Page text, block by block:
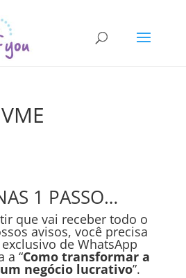
1 PASSO…
que vai receber todo o
avisos, você precisa
de WhatsApp
a “Como transformar a
negócio lucrativo”.